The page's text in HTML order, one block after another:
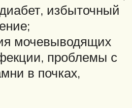
избыточный
мочевыводящих
проблемы с
в почках,